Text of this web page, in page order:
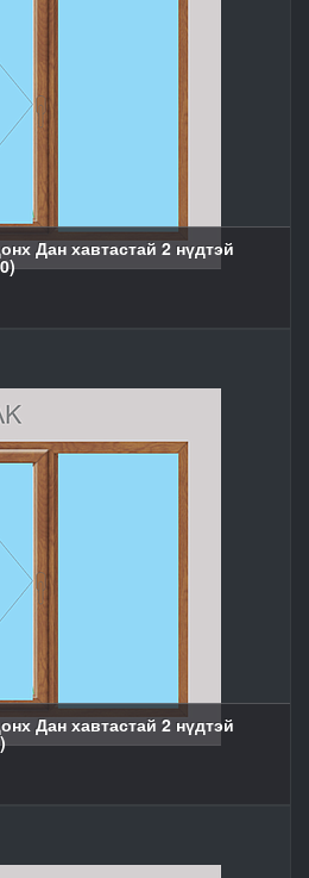
Дан хавтастай 2 нүдтэй
Дан хавтастай 2 нүдтэй